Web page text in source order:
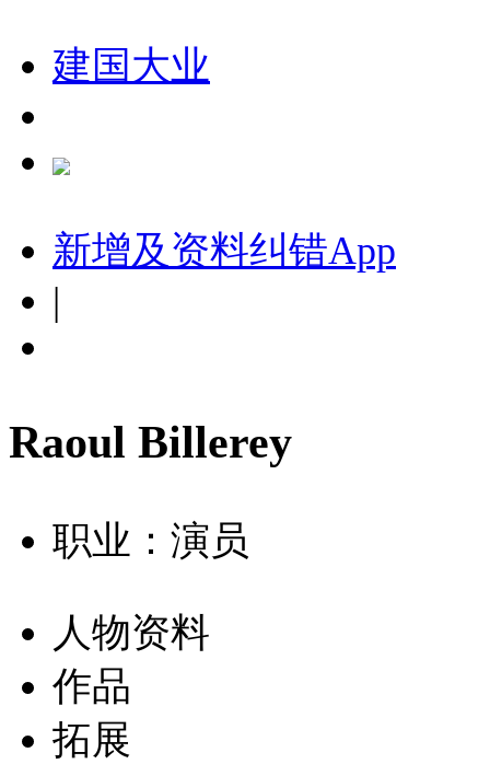
建国大业
新增及资料纠错App
|
Raoul Billerey
职业：演员
人物资料
作品
拓展